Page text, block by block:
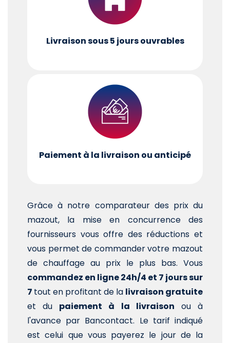
Livraison sous 5 jours ouvrables
Paiement à la livraison ou anticipé
Grâce à notre comparateur des prix du
mazout, la mise en concurrence des
fournisseurs vous offre des réductions et
vous permet de commander votre mazout
de chauffage au prix le plus bas. Vous
commandez en ligne 24h/4 et 7 jours sur
7 tout en profitant de la livraison gratuite
et du paiement à la livraison ou à
l'avance par Bancontact. Le tarif indiqué
est celui que vous payerez le jour de la